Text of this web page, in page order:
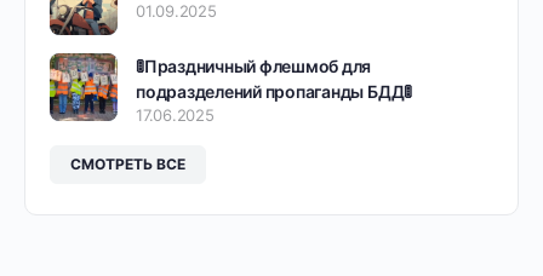
01.09.2025
🚦Праздничный флешмоб для
подразделений пропаганды БДД🚦
17.06.2025
СМОТРЕТЬ ВСЕ